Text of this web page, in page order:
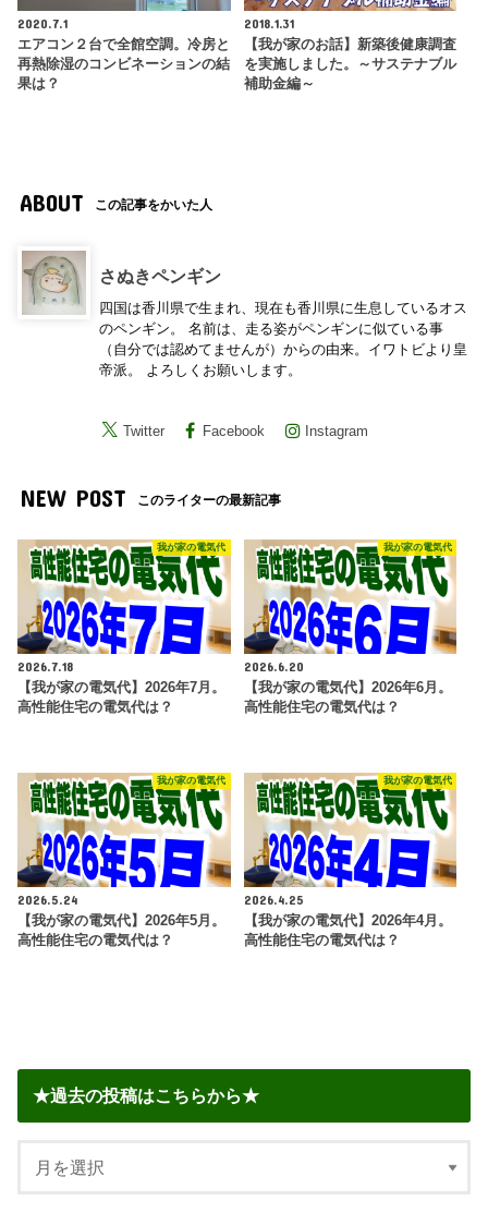
2020.7.1
エアコン２台で全館空調。冷房と
再熱除湿のコンビネーションの結
果は？
2018.1.31
【我が家のお話】新築後健康調査
を実施しました。～サステナブル
補助金編～
ABOUT この記事をかいた人
さぬきペンギン
四国は香川県で生まれ、現在も香川県に生息しているオス
のペンギン。 名前は、走る姿がペンギンに似ている事
（自分では認めてませんが）からの由来。イワトビより皇
帝派。 よろしくお願いします。
Twitter Facebook Instagram
NEW POST このライターの最新記事
我が家の電気代
2026.7.18
【我が家の電気代】2026年7月。
高性能住宅の電気代は？
我が家の電気代
2026.6.20
【我が家の電気代】2026年6月。
高性能住宅の電気代は？
我が家の電気代
2026.5.24
【我が家の電気代】2026年5月。
高性能住宅の電気代は？
我が家の電気代
2026.4.25
【我が家の電気代】2026年4月。
高性能住宅の電気代は？
★過去の投稿はこちらから★